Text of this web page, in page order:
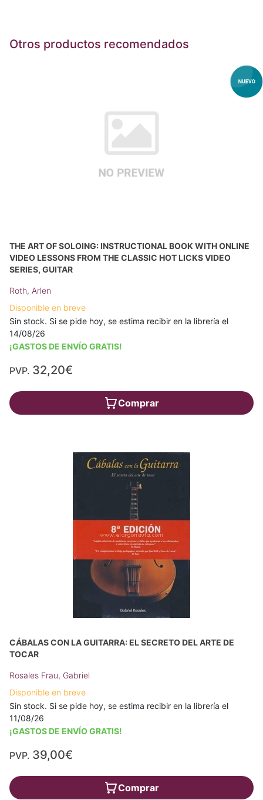
Otros productos recomendados
THE ART OF SOLOING: INSTRUCTIONAL BOOK WITH ONLINE
VIDEO LESSONS FROM THE CLASSIC HOT LICKS VIDEO
SERIES, GUITAR
Roth, Arlen
Disponible en breve
Sin stock. Si se pide hoy, se estima recibir en la librería el
14/08/26
¡GASTOS DE ENVÍO GRATIS!
PVP. 32,20€
Comprar
CÁBALAS CON LA GUITARRA: EL SECRETO DEL ARTE DE
TOCAR
Rosales Frau, Gabriel
Disponible en breve
Sin stock. Si se pide hoy, se estima recibir en la librería el
11/08/26
¡GASTOS DE ENVÍO GRATIS!
PVP. 39,00€
Comprar